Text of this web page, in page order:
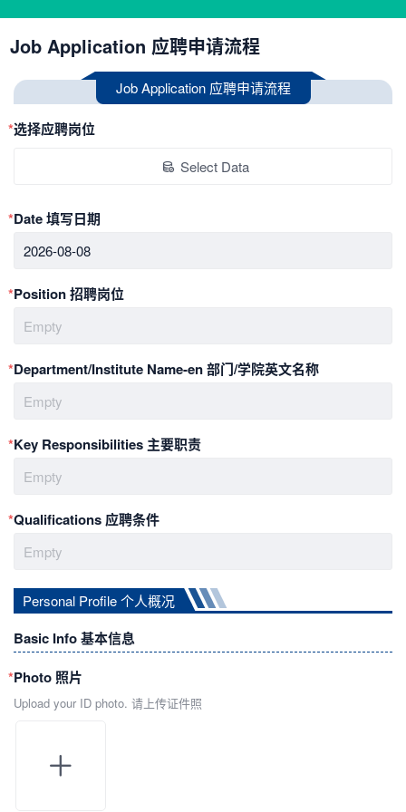
Job Application 应聘申请流程
Job Application 应聘申请流程
*选择应聘岗位
Select Data
*Date 填写日期
2026-08-08
*Position 招聘岗位
Empty
*Department/Institute Name-en 部门/学院英文名称
Empty
*Key Responsibilities 主要职责
Empty
*Qualifications 应聘条件
Empty
Personal Profile 个人概况
Basic Info 基本信息
*Photo 照片
Upload your ID photo. 请上传证件照